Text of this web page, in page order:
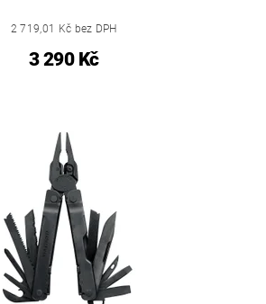
2 719,01 Kč bez DPH
3 290 Kč